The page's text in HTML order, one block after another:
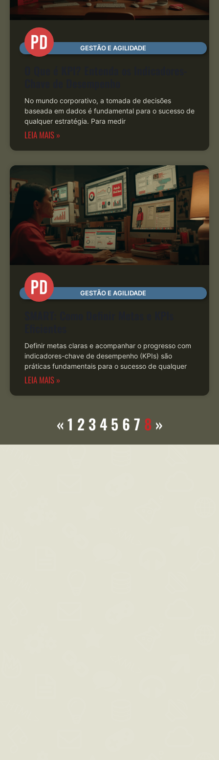
GESTÃO E AGILIDADE
No mundo corporativo, a tomada de decisões
baseada em dados é fundamental para o sucesso de
qualquer estratégia. Para medir
LEIA MAIS »
GESTÃO E AGILIDADE
Definir metas claras e acompanhar o progresso com
indicadores-chave de desempenho (KPIs) são
práticas fundamentais para o sucesso de qualquer
LEIA MAIS »
« 1 2 34 5 6 7 8 »